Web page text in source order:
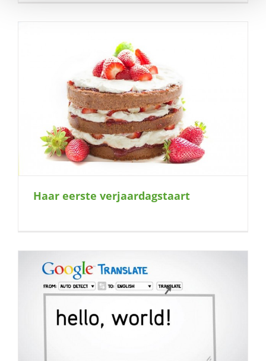
Haar eerste verjaardagstaart